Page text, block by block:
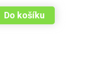
Do košíku